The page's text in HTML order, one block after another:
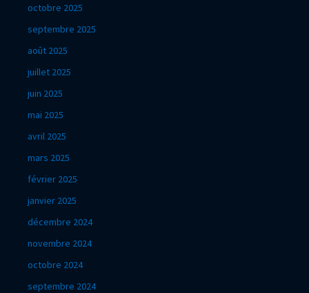
octobre 2025
septembre 2025
août 2025
juillet 2025
juin 2025
mai 2025
avril 2025
mars 2025
février 2025
janvier 2025
décembre 2024
novembre 2024
octobre 2024
septembre 2024